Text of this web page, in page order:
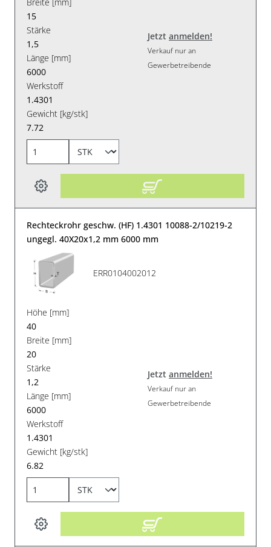
15
Stärke
1,5
Länge [mm]
6000
Werkstoff
1.4301
Gewicht [kg/stk]
7.72
Jetzt anmelden!
Verkauf nur an
Gewerbetreibende
Rechteckrohr geschw. (HF) 1.4301 10088-2/10219-2
ungegl. 40X20x1,2 mm 6000 mm
ERR0104002012
Höhe [mm]
40
Breite [mm]
20
Stärke
1,2
Länge [mm]
6000
Werkstoff
1.4301
Gewicht [kg/stk]
6.82
Jetzt anmelden!
Verkauf nur an
Gewerbetreibende